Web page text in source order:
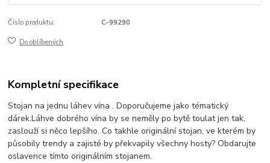
Číslo produktu: C-99290
Do oblíbených
Kompletní specifikace
Stojan na jednu láhev vína . Doporučujeme jako tématický
dárek.Láhve dobrého vína by se neměly po bytě toulat jen tak,
zaslouží si něco lepšího. Co takhle originální stojan, ve kterém by
působily trendy a zajisté by překvapily všechny hosty? Obdarujte
oslavence tímto originálním stojanem.